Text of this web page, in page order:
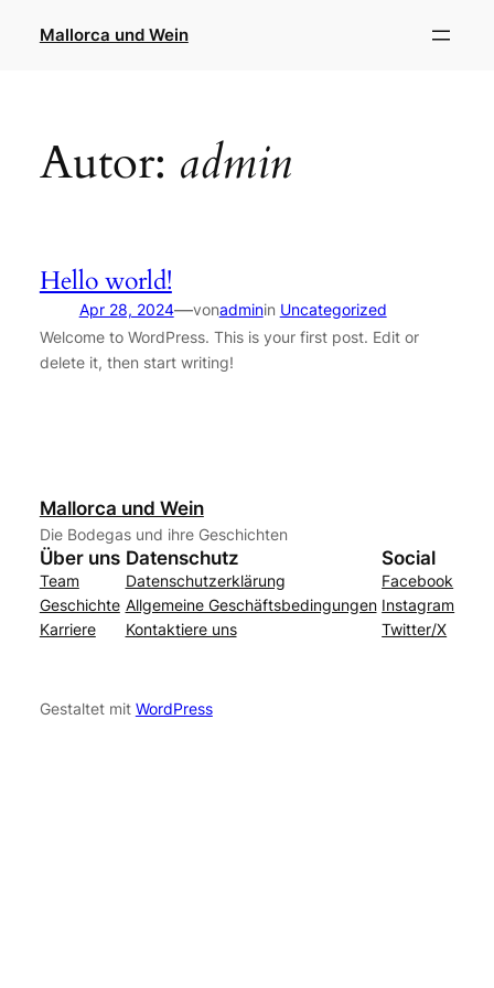
Mallorca und Wein
Autor: admin
Hello world!
Apr 28, 2024—vonadminin Uncategorized
Welcome to WordPress. This is your first post. Edit or
delete it, then start writing!
Mallorca und Wein
Die Bodegas und ihre Geschichten
Über uns
Team
Geschichte
Karriere
Datenschutz
Datenschutzerklärung
Allgemeine Geschäftsbedingungen
Kontaktiere uns
Social
Facebook
Instagram
Twitter/X
Gestaltet mit WordPress